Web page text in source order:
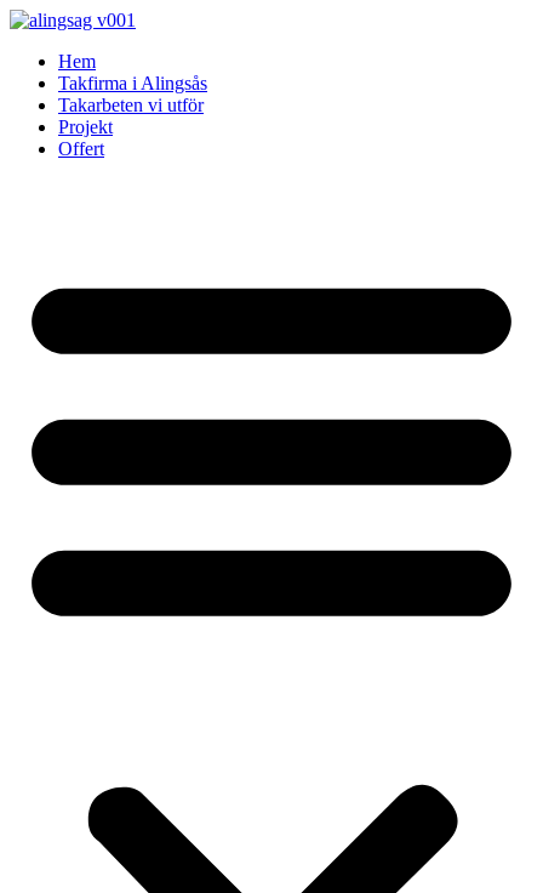
Skip
contentHem
Takfirma i Alingsås
Takarbeten vi utför
Projekt
Offert